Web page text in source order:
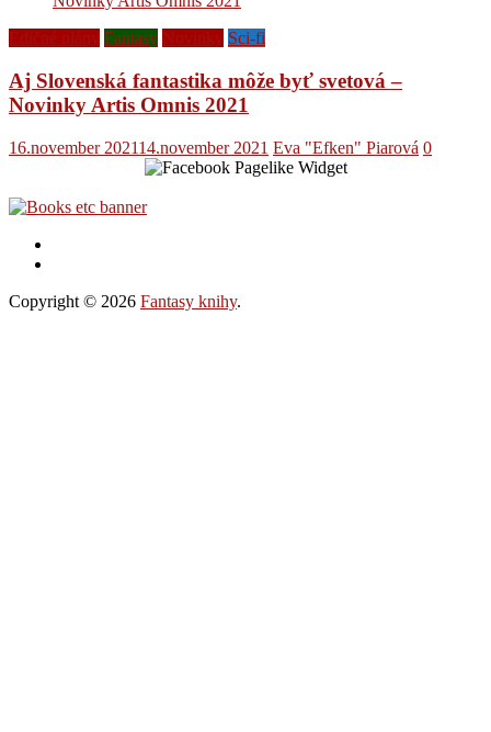
Fantasy Sci-fi
Aj Slovenská fantastika môže byť svetová –
Novinky Artis Omnis 2021
16.november 202114.november 2021 Eva "Efken" Piarová 0
Copyright © 2026 Fantasy knihy.